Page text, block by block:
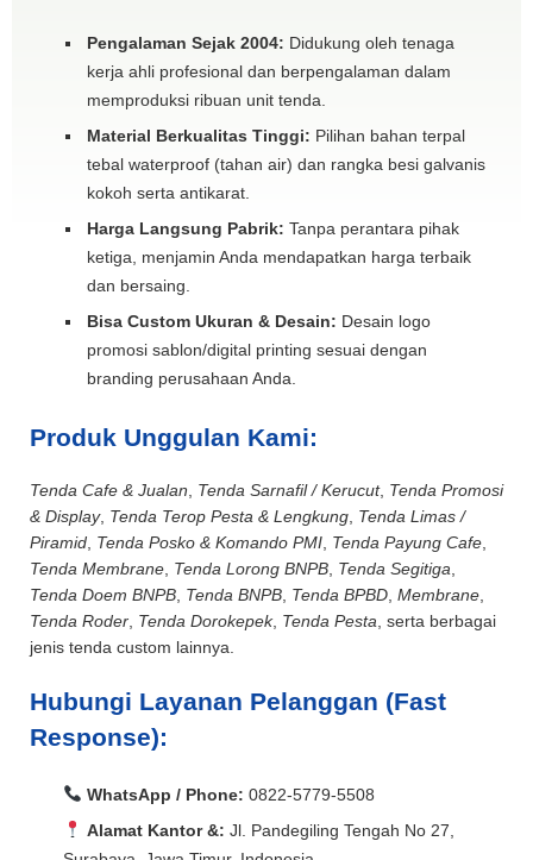
Pengalaman Sejak 2004: Didukung oleh tenaga
kerja ahli profesional dan berpengalaman dalam
memproduksi ribuan unit tenda.
Material Berkualitas Tinggi: Pilihan bahan terpal
tebal waterproof (tahan air) dan rangka besi galvanis
kokoh serta antikarat.
Harga Langsung Pabrik: Tanpa perantara pihak
ketiga, menjamin Anda mendapatkan harga terbaik
dan bersaing.
Bisa Custom Ukuran & Desain: Desain logo
promosi sablon/digital printing sesuai dengan
branding perusahaan Anda.
Produk Unggulan Kami:
Tenda Cafe & Jualan Tenda Sarnafil / Kerucut, Tenda Promosi
& Display, Tenda Terop Pesta & Lengkung Tenda Limas /
Piramid Tenda Posko & Komando PMI Tenda Payung Cafe
Tenda Membrane Tenda Lorong BNPB Tenda Segitiga
Tenda Doem BNPB Tenda BNPB Tenda BPBD Membrane
Tenda Roder Tenda Dorokepek, Tenda Pesta , serta berbagai
jenis tenda custom lainnya.
Hubungi Layanan Pelanggan (Fast
Response):
WhatsApp / Phone: 0822-5779-5508
Alamat Kantor &: Jl. Pandegiling Tengah No 27,